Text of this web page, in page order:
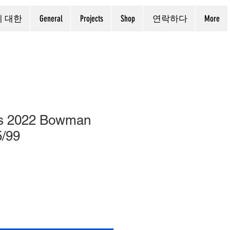
대한 General Projects Shop 연락하다 More
2022 Bowman
99